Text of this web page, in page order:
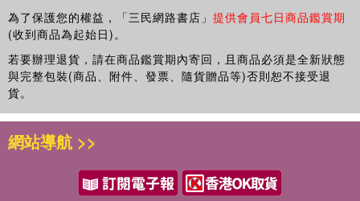
節炎的痛苦、維他命B6能提升對痛覺的忍受度、鎂可以緩解偏
頭痛……。
★我受多年的背痛困擾，有時甚至需仰賴止痛藥才能入睡，我
的醫生送我去另一位醫生那裡做了很多昂貴的檢驗，但除了藥
物，都沒辦法減輕我的疼痛。我決定嘗試柏納德醫師的方法，
找出也許會造成我背痛問題的食物，你知道我找到什麼嗎？玉
米！就是玉米讓我背痛難耐！假如我吃玉米的話，同一天我一
定會發生背痛，但如果我停止吃玉米，背痛就完全消失了……
我曾經花了很多錢，只為了擺脫疼痛，然而我只花一本書的錢
就讓我完全痊癒。我要向大家推薦這本書！
★這本書包羅了有關飲食和疼痛的所有資訊，包括腦部的化學
物質如何影響疼痛傳遞、失眠還有構成慢性疼痛的條件等等，
心絞痛、動脈粥狀硬化、心肌梗塞和中風
不必吃藥、不用手術，就能讓血管自行疏痛
歐寧胥醫師的神奇發現／欲罷不能的超強飲食計畫／解開胸痛
的枷鎖
定期檢查你的血膽固醇值
解讀膽固醇檢查結果
4大飲食對策
⑴選擇零膽固醇的食物／⑵將脂肪攝取量減至最低／⑶能降低
血膽固醇的特效食材／⑷適時補充菸鹼酸
除了改變飲食之外，你還可以……
只要應用幾個簡單的方法就能夠大幅改善病情，對許多人來
說，唯一要做的就是多攝取能緩和消化道的食物，同時避免會
不難解決。如果你的腸道問題一直無法改善，可能就需要使用
天然薄荷油或薑來促進腸道功能。
安撫你的消化道
幾乎任何食物都可能是過敏原，所以若是你對某種食物過敏，
請避免食用那樣食物。
舒緩消化道的食物
為了保護您的權益，「三民網路書店」 提供會員七日商品鑑賞期
(收到商品為起始日)。
若要辦理退貨，請在商品鑑賞期內寄回，且商品必須是全新狀態
與完整包裝(商品、附件、發票、隨貨贈品等)否則恕不接受退
貨。
網站導航 >>